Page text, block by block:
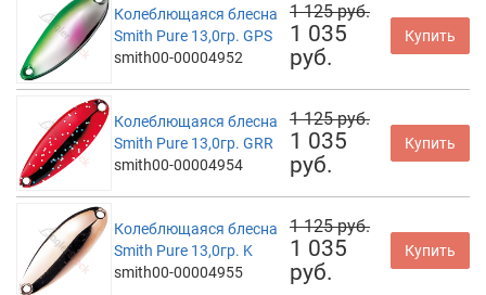
Колеблющаяся блесна
Smith Pure 13,0гр. GPS
smith00-00004952
1 125 руб.
1 035
руб.
Купить
Колеблющаяся блесна
Smith Pure 13,0гр. GRR
smith00-00004954
1 125 руб.
1 035
руб.
Купить
Колеблющаяся блесна
Smith Pure 13,0гр. K
smith00-00004955
1 125 руб.
1 035
руб.
Купить